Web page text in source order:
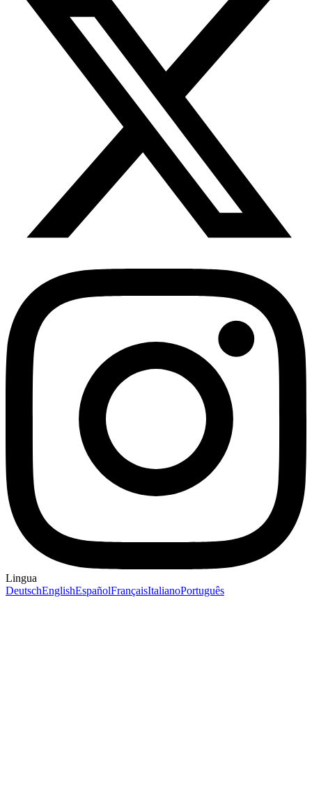
Lingua
DeutschEnglishEspañolFrançaisItalianoPortuguês